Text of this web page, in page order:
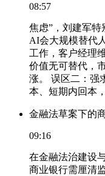
08:57
焦虑”，刘建军特
AI会大规模替代
工作，客户经理
价值无可替代，
涨。 误区二：强
本、短期内回本
金融法草案下的
09:16
在金融法治建设
商业银行需厘清